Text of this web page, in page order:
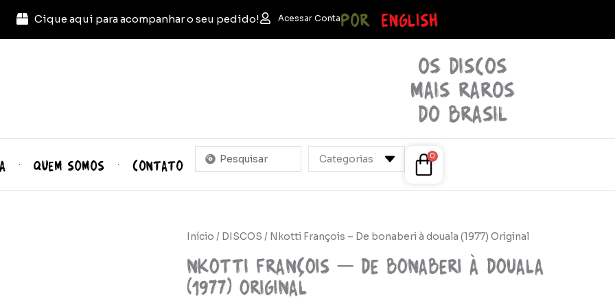
Cique aqui para acompanhar o seu pedido! Acessar ContaPOR ENGLISH
OS discos
mais raros
do brasil
QUEM SOMOS CONTATO
Pesquisar
...
0
Cart
Início / DISCOS / Nkotti François – De bonaberi à douala (1977) Original
Nkotti François – De bonaberi à douala
(1977) Original